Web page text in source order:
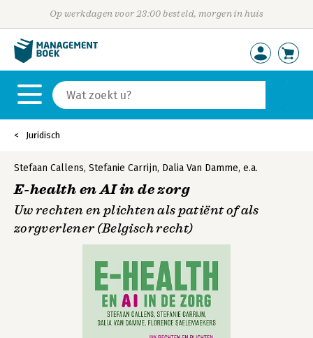
Op werkdagen voor 23:00 besteld, morgen in huis
Juridisch
Stefaan Callens, Stefanie Carrijn, Dalia Van Damme, e.a.
E-health en AI in de zorg
Uw rechten en plichten als patiënt of als
zorgverlener (Belgisch recht)